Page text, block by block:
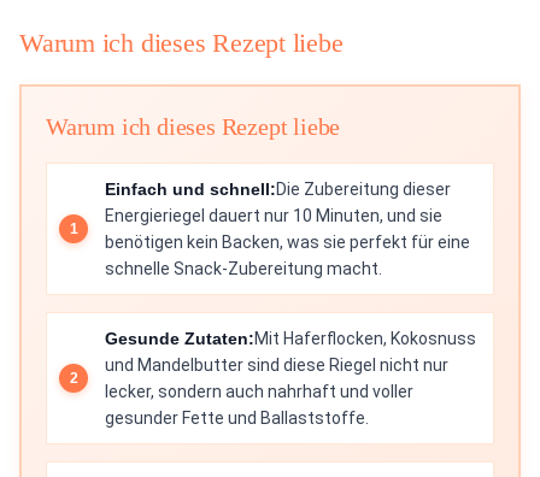
Warum ich dieses Rezept liebe
Warum ich dieses Rezept liebe
Einfach und schnell:Die Zubereitung dieser
Energieriegel dauert nur 10 Minuten, und sie
benötigen kein Backen, was sie perfekt für eine
schnelle Snack-Zubereitung macht.
Gesunde Zutaten:Mit Haferflocken, Kokosnuss
und Mandelbutter sind diese Riegel nicht nur
lecker, sondern auch nahrhaft und voller
gesunder Fette und Ballaststoffe.